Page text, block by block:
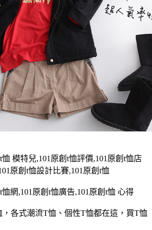
恤 模特兒,101原創t恤評價,101原創t恤店
原創t恤設計比賽,101原創t恤
網,101原創t恤廣告,101原創t恤 心得
，各式潮流T恤、個性T恤都在這，買T恤